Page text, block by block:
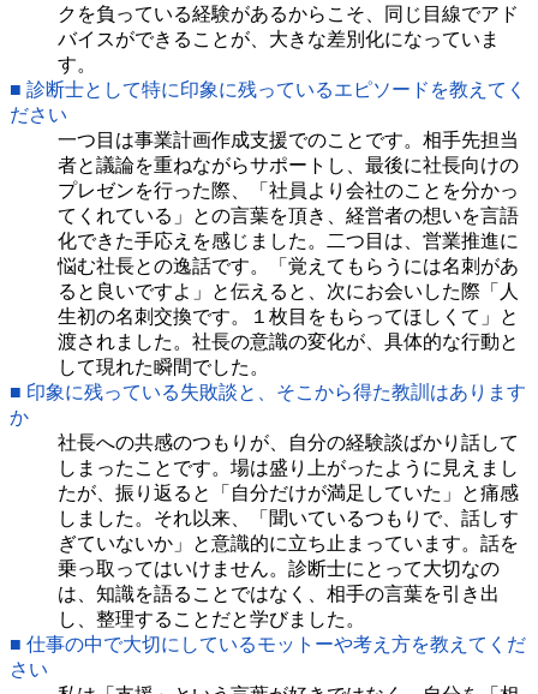
クを負っている経験があるからこそ、同じ目線でアド
バイスができることが、大きな差別化になっていま
す。
■ 診断士として特に印象に残っているエピソードを教えてく
ださい
一つ目は事業計画作成支援でのことです。相手先担当
者と議論を重ねながらサポートし、最後に社長向けの
プレゼンを行った際、「社員より会社のことを分かっ
てくれている」との言葉を頂き、経営者の想いを言語
化できた手応えを感じました。二つ目は、営業推進に
悩む社長との逸話です。「覚えてもらうには名刺があ
ると良いですよ」と伝えると、次にお会いした際「人
生初の名刺交換です。１枚目をもらってほしくて」と
渡されました。社長の意識の変化が、具体的な行動と
して現れた瞬間でした。
■ 印象に残っている失敗談と、そこから得た教訓はあります
か
社長への共感のつもりが、自分の経験談ばかり話して
しまったことです。場は盛り上がったように見えまし
たが、振り返ると「自分だけが満足していた」と痛感
しました。それ以来、「聞いているつもりで、話しす
ぎていないか」と意識的に立ち止まっています。話を
乗っ取ってはいけません。診断士にとって大切なの
は、知識を語ることではなく、相手の言葉を引き出
し、整理することだと学びました。
■ 仕事の中で大切にしているモットーや考え方を教えてくだ
さい